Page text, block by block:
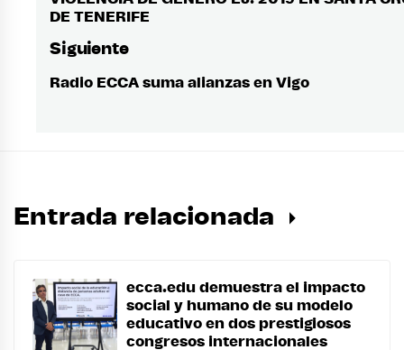
entradas
anterior:
DE TENERIFE
Siguiente
Entrada
Radio ECCA suma alianzas en Vigo
Entrada relacionada
ecca.edu demuestra el impacto
social y humano de su modelo
educativo en dos prestigiosos
congresos internacionales